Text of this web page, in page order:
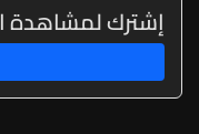
إشترك لمشاهدة